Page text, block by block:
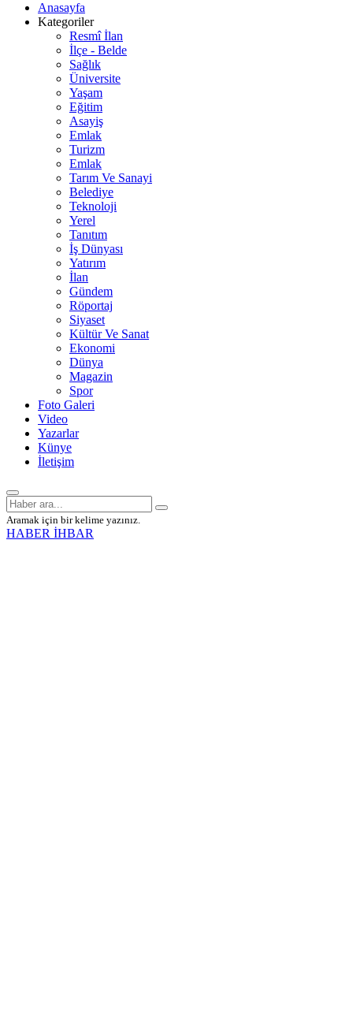
Anasayfa
Kategoriler
Resmî İlan
İlçe - Belde
Sağlık
Üniversite
Yaşam
Eğitim
Asayiş
Emlak
Turizm
Emlak
Tarım Ve Sanayi
Belediye
Teknoloji
Yerel
Tanıtım
İş Dünyası
Yatırım
İlan
Gündem
Röportaj
Siyaset
Kültür Ve Sanat
Ekonomi
Dünya
Magazin
Spor
Foto Galeri
Video
Yazarlar
Künye
İletişim
Aramak için bir kelime yazınız.
HABER İHBAR